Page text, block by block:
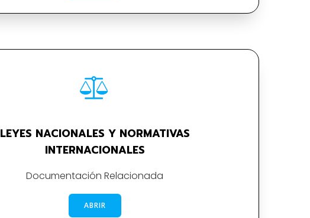
LEYES NACIONALES Y NORMATIVAS
INTERNACIONALES
Documentación Relacionada
ABRIR